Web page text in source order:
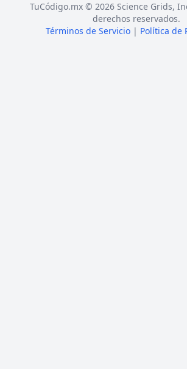
TuCódigo.mx © 2026 Science Grids,
derechos reservados.
Términos de Servicio | Política de